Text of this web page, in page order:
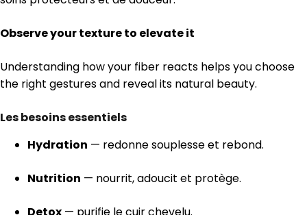
Observe your texture to elevate it
Understanding how your fiber reacts helps you choose
the right gestures and reveal its natural beauty.
Les besoins essentiels
Hydration — redonne souplesse et rebond.
Nutrition — nourrit, adoucit et protège.